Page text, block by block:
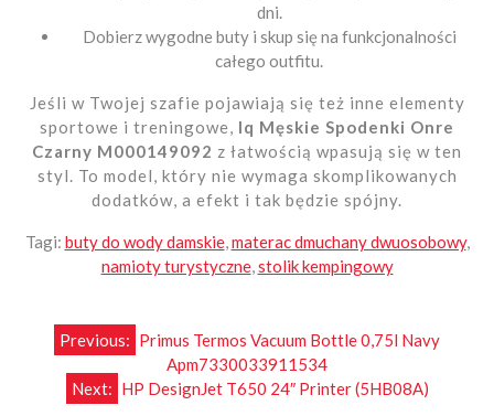
dni.
Dobierz wygodne buty i skup się na funkcjonalności
całego outfitu.
Jeśli w Twojej szafie pojawiają się też inne elementy
sportowe i treningowe, Iq Męskie Spodenki Onre
Czarny M000149092 z łatwością wpasują się w ten
styl. To model, który nie wymaga skomplikowanych
dodatków, a efekt i tak będzie spójny.
Tagi: buty do wody damskie, materac dmuchany dwuosobowy,
namioty turystyczne, stolik kempingowy
Nawigacja
wpisu
Previous: Primus Termos Vacuum Bottle 0,75l Navy
Apm7330033911534
Next: HP DesignJet T650 24″ Printer (5HB08A)